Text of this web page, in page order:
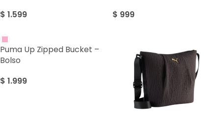
$ 1.599
$ 999
Puma Up Zipped Bucket –
Bolso
$ 1.999